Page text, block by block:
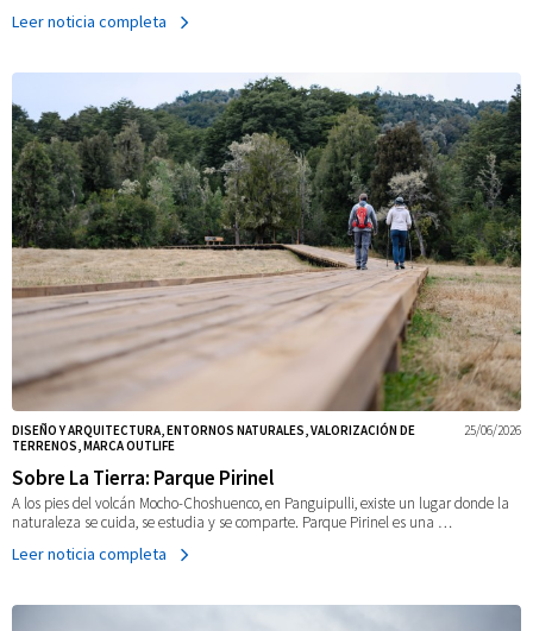
Leer noticia completa
25/06/2026
DISEÑO Y ARQUITECTURA, ENTORNOS NATURALES, VALORIZACIÓN DE
TERRENOS, MARCA OUTLIFE
Sobre La Tierra: Parque Pirinel
A los pies del volcán Mocho-Choshuenco, en Panguipulli, existe un lugar donde la
naturaleza se cuida, se estudia y se comparte. Parque Pirinel es una …
Leer noticia completa